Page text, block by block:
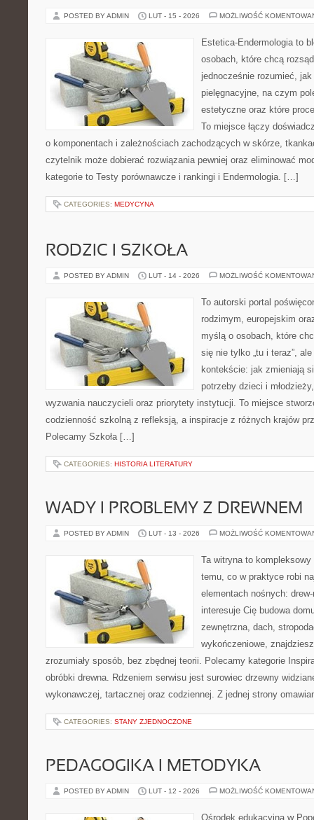
POSTED BY ADMIN LUT - 15 - 2026 MOŻLIWOŚĆ
Estetica-Endermologia to
osobach, które chcą
jednocześnie rozumieć, jak
pielęgnacyjne, na czym
estetyczne oraz które
To miejsce łączy
o komponentach i zależnościach zachodzących w skórze,
czytelnik może dobierać rozwiązania pewniej oraz eliminować
kategorie to Testy porównawcze i rankingi i Endermologia. […]
CATEGORIES: MEDYCYNA
RODZIC I SZKOŁA
POSTED BY ADMIN LUT - 14 - 2026 MOŻLIWOŚĆ
To autorski portal
rodzimym, europejskim
myślą o osobach, które
się nie tylko „tu i teraz”,
kontekście: jak zmieniają
potrzeby dzieci i
wyzwania nauczycieli oraz priorytety instytucji. To miejsce
codzienność szkolną z refleksją, a inspiracje z różnych krajów
Polecamy Szkoła […]
CATEGORIES: HISTORIA LITERATURY
WADY I PROBLEMY Z DREWNEM
POSTED BY ADMIN LUT - 13 - 2026 MOŻLIWOŚĆ
Ta witryna to
temu, co w praktyce robi
elementach nośnych:
interesuje Cię budowa
zewnętrzna, dach,
wykończeniowe,
zrozumiały sposób, bez zbędnej teorii. Polecamy kategorie
obróbki drewna. Rdzeniem serwisu jest surowiec drzewny
wykonawczej, tartacznej oraz codziennej. Z jednej strony
CATEGORIES: STANY ZJEDNOCZONE
PEDAGOGIKA I METODYKA
POSTED BY ADMIN LUT - 12 - 2026 MOŻLIWOŚĆ
Ośrodek edukacyjna w